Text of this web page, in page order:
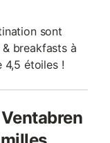
sont
breakfasts à
4,5 étoiles !